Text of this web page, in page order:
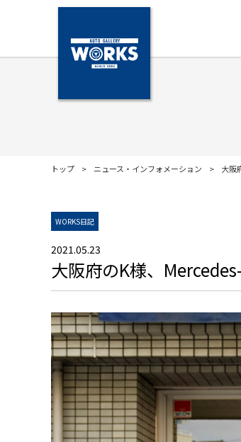
トップ ニュース・インフォメーション 大阪
WORKS日記
2021.05.23
大阪府のK様、